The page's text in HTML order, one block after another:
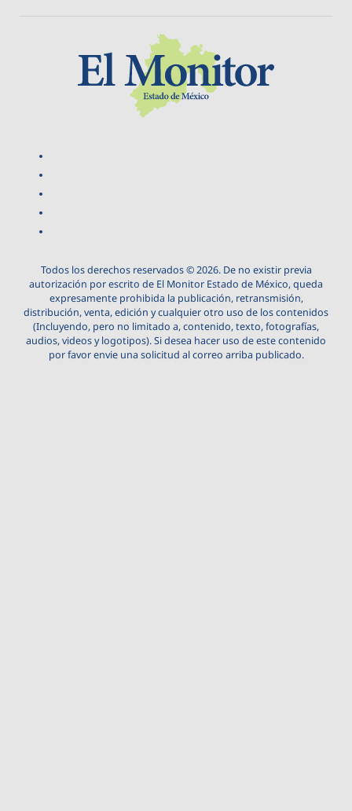
Todos los derechos reservados © 2026. De no existir previa
autorización por escrito de El Monitor Estado de México, queda
expresamente prohibida la publicación, retransmisión,
distribución, venta, edición y cualquier otro uso de los contenidos
(Incluyendo, pero no limitado a, contenido, texto, fotografías,
audios, videos y logotipos). Si desea hacer uso de este contenido
por favor envie una solicitud al correo arriba publicado.